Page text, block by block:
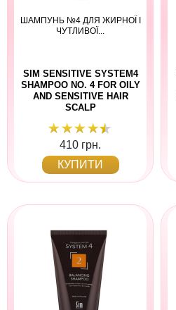
ШАМПУНЬ №4 ДЛЯ ЖИРНОЇ І
ЧУТЛИВОЇ...
SIM SENSITIVE SYSTEM4
SHAMPOO NO. 4 FOR OILY
AND SENSITIVE HAIR
SCALP
410 грн.
КУПИТИ